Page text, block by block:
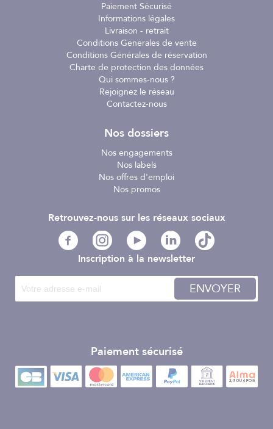
Paiement Sécurisé
Informations légales
Livraison - retrait
Conditions Générales de vente
Conditions Générales de réservation
Charte de protection des données
Qui sommes-nous ?
Rejoignez le réseau
Contactez-nous
Nos dossiers
Nos engagements
Nos labels
Nos offres d'emploi
Nos promos
Inscription à la newsletter
ENVOYER
Paiement sécurisé
Retrouvez-nous sur les réseaux sociaux